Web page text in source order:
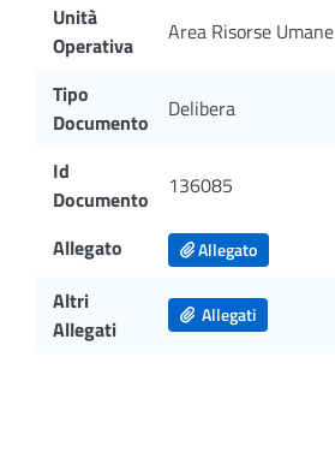
Unità
Operativa
Area Risorse Umane
Tipo
Documento
Delibera
Id
Documento
136085
Allegato Allegato
Altri
Allegati
Allegati